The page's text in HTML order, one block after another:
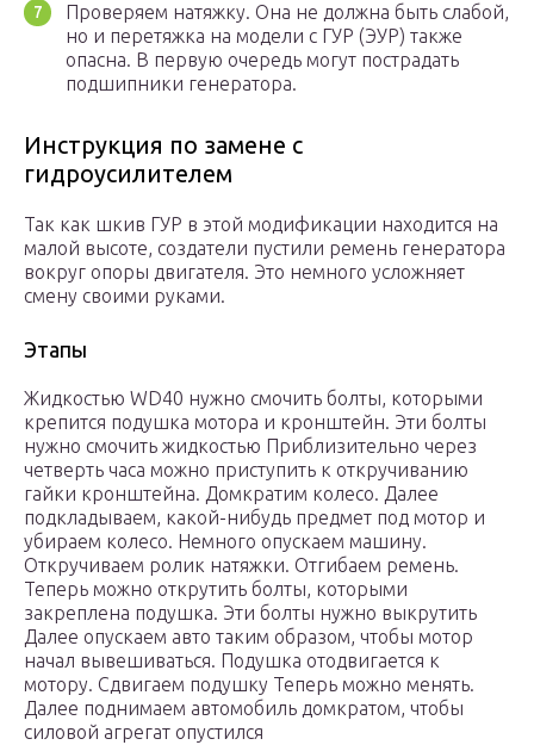
Проверяем натяжку. Она не должна быть слабой,
но и перетяжка на модели с ГУР (ЭУР) также
опасна. В первую очередь могут пострадать
подшипники генератора.
Инструкция по замене с
гидроусилителем
Так как шкив ГУР в этой модификации находится на
малой высоте, создатели пустили ремень генератора
вокруг опоры двигателя. Это немного усложняет
смену своими руками.
Этапы
Жидкостью WD40 нужно смочить болты, которыми
крепится подушка мотора и кронштейн. Эти болты
нужно смочить жидкостью Приблизительно через
четверть часа можно приступить к откручиванию
гайки кронштейна. Домкратим колесо. Далее
подкладываем, какой-нибудь предмет под мотор и
убираем колесо. Немного опускаем машину.
Откручиваем ролик натяжки. Отгибаем ремень.
Теперь можно открутить болты, которыми
закреплена подушка. Эти болты нужно выкрутить
Далее опускаем авто таким образом, чтобы мотор
начал вывешиваться. Подушка отодвигается к
мотору. Сдвигаем подушку Теперь можно менять.
Далее поднимаем автомобиль домкратом, чтобы
силовой агрегат опустился